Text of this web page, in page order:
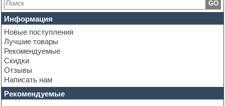
Club bass
Club leads
Club sounds
Construction kits
Convolution
Cubase
Dance drums
Dance music production tutorials
DAW
Disco samples
DJ Software
GO
Информация
Новые поступления
Лучшие товары
Рекомендуемые
Скидки
Отзывы
Написать нам
Рекомендуемые